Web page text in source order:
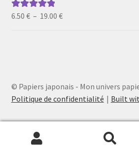
Note5.00sur
6.50 € – 19.00 €Plage
© Papiers japonais - Mon univers
Politique de confidentialité
Built
Recherche
Recherche